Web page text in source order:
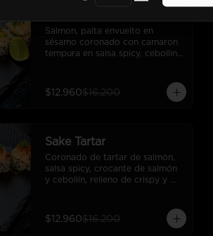
Salmon, palta envuelto en
sésamo coronado con camaron
tempura en salsa spicy, cebollin,
$12.960$16.200
Sake Tartar
Coronado de tartar de salmón,
salsa spicy, crocante de salmón
y cebollín, relleno de crispy y
$12.960$16.200